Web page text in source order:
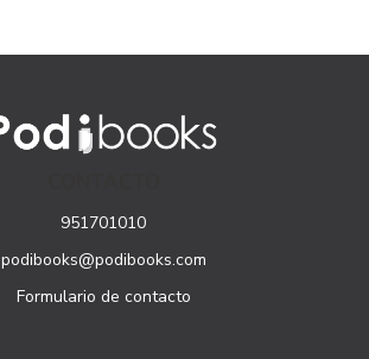
951701010
podibooks@podibooks.com
Formulario de contacto